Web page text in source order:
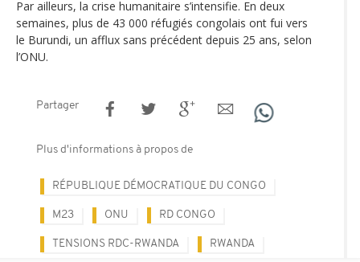
Par ailleurs, la crise humanitaire s’intensifie. En deux
semaines, plus de 43 000 réfugiés congolais ont fui vers
le Burundi, un afflux sans précédent depuis 25 ans, selon
l’ONU.
Partager
Plus d'informations à propos de
RÉPUBLIQUE DÉMOCRATIQUE DU CONGO
M23 ONU RD CONGO
TENSIONS RDC-RWANDA RWANDA